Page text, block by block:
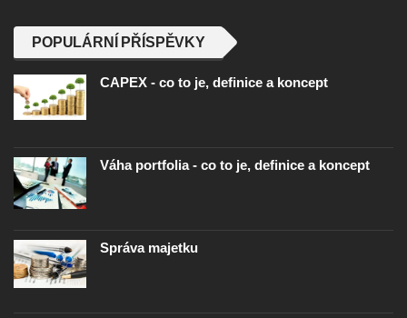
POPULÁRNÍ PŘÍSPĚVKY
CAPEX - co to je, definice a koncept
Váha portfolia - co to je, definice a koncept
Správa majetku